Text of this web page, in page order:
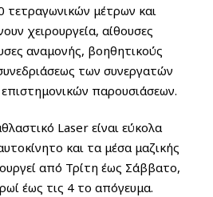
τετραγωνικών μέτρων και
χειρουργεία, αίθουσες
αναμονής, βοηθητικούς
των συνεργατών
παρουσιάσεων.
Laser είναι εύκολα
και τα μέσα μαζικής
από Τρίτη έως Σάββατο,
έως τις 4 το απόγευμα.